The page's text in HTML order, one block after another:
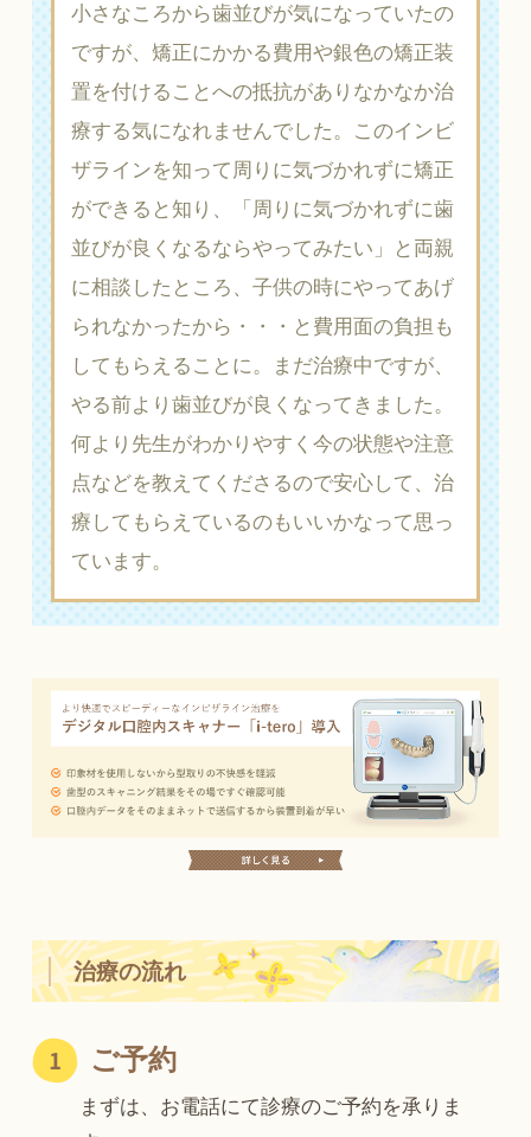
小さなころから歯並びが気になっていたの
ですが、矯正にかかる費用や銀色の矯正装
置を付けることへの抵抗がありなかなか治
療する気になれませんでした。このインビ
ザラインを知って周りに気づかれずに矯正
ができると知り、「周りに気づかれずに歯
並びが良くなるならやってみたい」と両親
に相談したところ、子供の時にやってあげ
られなかったから・・・と費用面の負担も
してもらえることに。まだ治療中ですが、
やる前より歯並びが良くなってきました。
何より先生がわかりやすく今の状態や注意
点などを教えてくださるので安心して、治
療してもらえているのもいいかなって思っ
ています。
治療の流れ
ご予約
まずは、お電話にて診療のご予約を承りま